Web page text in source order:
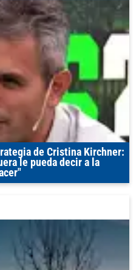
de Cristina Kirchner:
le pueda decir a la